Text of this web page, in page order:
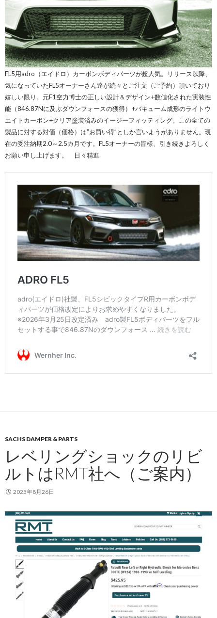
FL5用adro（エイドロ）カーボンボディパーツが超人気。リリース以降、
気になっていたFL5オーナーさん達が続々とご注文（ご予約）頂いており
嬉しい限り。元F1空力博士の正しい設計＆デザイン+数値化された実装性
能（846.87Nに及ぶダウンフォースの獲得）+バキューム成形のライトウ
エイトカーボン+クリア塗装済みのイージーフィッティング。この全ての
製品に対する対価（価格）は”お買い得”としか言いようがありません。現
在の受注納期2.0～2.5カ月です。FL5オーナーの皆様、引き続きよろしく
お願い申し上げます。 日々精進
SACHS DAMPER & PARTS
レベリングショックのリビ
ルトはRMT社へ（ご案内）
2025年8月26日